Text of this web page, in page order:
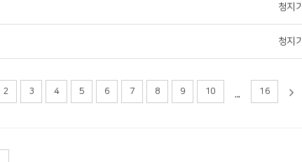
청지기
청지기
2 3 4 5 6 7 8 9 10 ... 16